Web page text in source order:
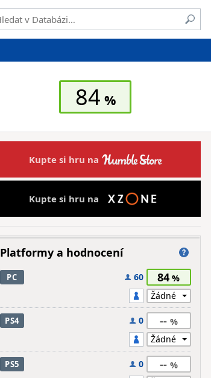
84
Kupte si hru na
Kupte si hru na
Platformy a hodnocení
PC 60 84
PS4 0 --
PS5 0 --